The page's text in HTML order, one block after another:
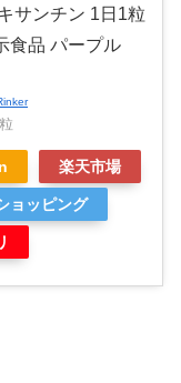
サンチン 1日1粒
食品 パープル
楽天市場
ョッピング